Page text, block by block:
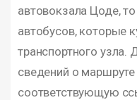
автовокзала Цоде,
автобусов, которые
транспортного
сведений о
соответствующую